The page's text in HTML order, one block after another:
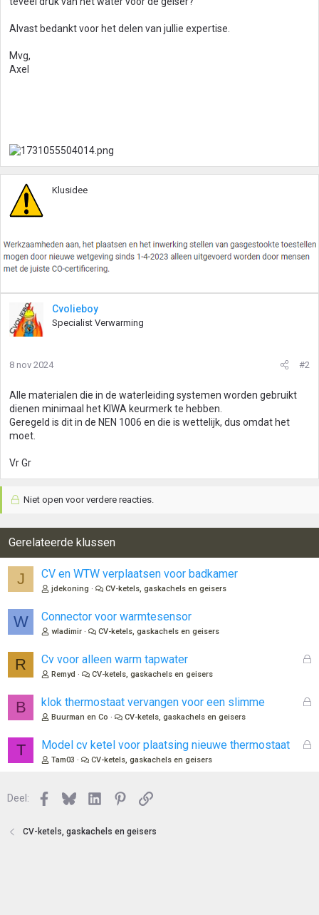
Alvast bedankt voor het delen van jullie expertise.
Mvg,
Axel
Klusidee
Cvolieboy
Specialist Verwarming
8 nov 2024 #2
Alle materialen die in de waterleiding systemen worden gebruikt
dienen minimaal het KIWA keurmerk te hebben.
Geregeld is dit in de NEN 1006 en die is wettelijk, dus omdat het
moet.
Vr Gr
Niet open voor verdere reacties.
Gerelateerde klussen
J CV en WTW verplaatsen voor badkamer
jdekoning CV-ketels, gaskachels en geisers
W Connector voor warmtesensor
wladimir CV-ketels, gaskachels en geisers
R
G
l
n
Cv voor alleen warm tapwater
Remyd CV-ketels, gaskachels en geisers
B
G
l
klok thermostaat vervangen voor een slimme
Buurman en Co CV-ketels, gaskachels en geisers
T
G
Model cv ketel voor plaatsing nieuwe thermostaat
Tam03 CV-ketels, gaskachels en geisers
Deel: Facebook
BlueskyLinkedInPinterest
Link
CV-ketels, gaskachels en geisers